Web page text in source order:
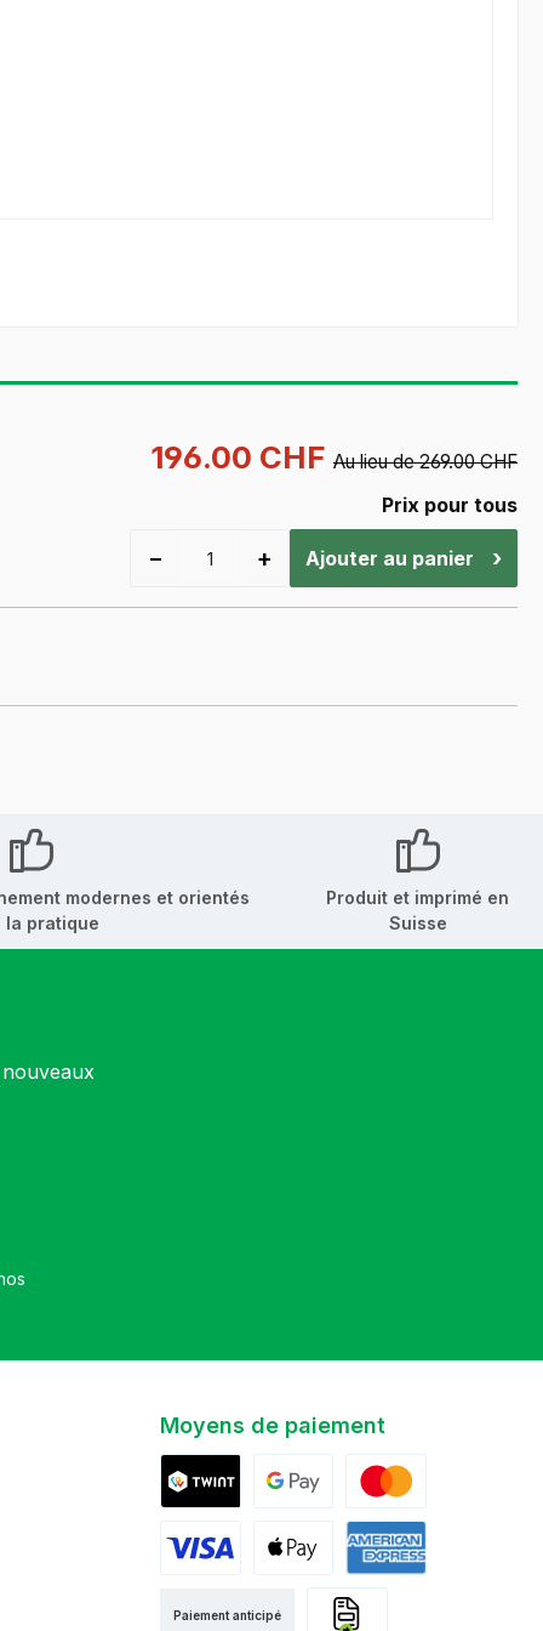
196.00 CHF Au lieu de 269.00 CHF
Prix pour tous
− + Ajouter au panier ›
modernes et orientés
la pratique
Produit et imprimé en
Suisse
Moyens de paiement
Google PayMastercard
Paiement anticipé